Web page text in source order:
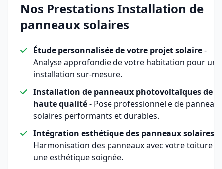
Nos Prestations Installation de
panneaux solaires
Étude personnalisée de votre projet solaire-
Analyse approfondie de votre habitation pour une
installation sur-mesure.
Installation de panneaux photovoltaïques de
haute qualité- Pose professionnelle de
solaires performants et durables.
Intégration esthétique des panneaux solaires
Harmonisation des panneaux avec votre toiture
une esthétique soignée.